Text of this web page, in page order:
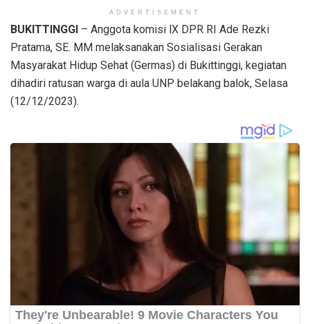
ADVERTISEMENT
BUKITTINGGI – Anggota komisi lX DPR RI Ade Rezki
Pratama, SE. MM melaksanakan Sosialisasi Gerakan
Masyarakat Hidup Sehat (Germas) di Bukittinggi, kegiatan
dihadiri ratusan warga di aula UNP belakang balok, Selasa
(12/12/2023).